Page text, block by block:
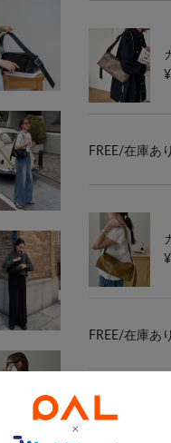
FREE/在庫あり
FREE/在庫あり